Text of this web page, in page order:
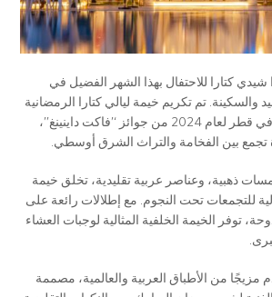
كتارا للاحتفال بهذا الشهر الفضيل في
والسكينة. تم تكريم خيمة ليالي كتارا الرمضانية
كأفضل خيمة رمضانية في قطر لعام 2024 من جوائز ‘’فاكت داينينغ’’،
بين الفخامة والتراث الشرق أوسطي.
ذهبية، وعناصر عربية تقليدية، تخلق خيمة
للتجمعات تحت النجوم. مع إطلالات رائعة على
توفر الخيمة الخلفية المثالية لوجبات العشاء
مزيجًا من الأطباق العربية والعالمية، مصممة